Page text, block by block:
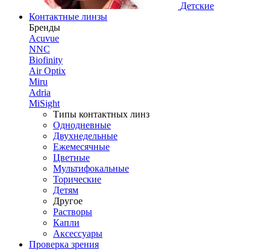
Детские
Контактные линзы
Бренды
Acuvue
NNC
Biofinity
Air Optix
Miru
Adria
MiSight
Типы контактных линз
Однодневные
Двухнедельные
Ежемесячные
Цветные
Мультифокальные
Торические
Детям
Другое
Растворы
Капли
Аксессуары
Проверка зрения